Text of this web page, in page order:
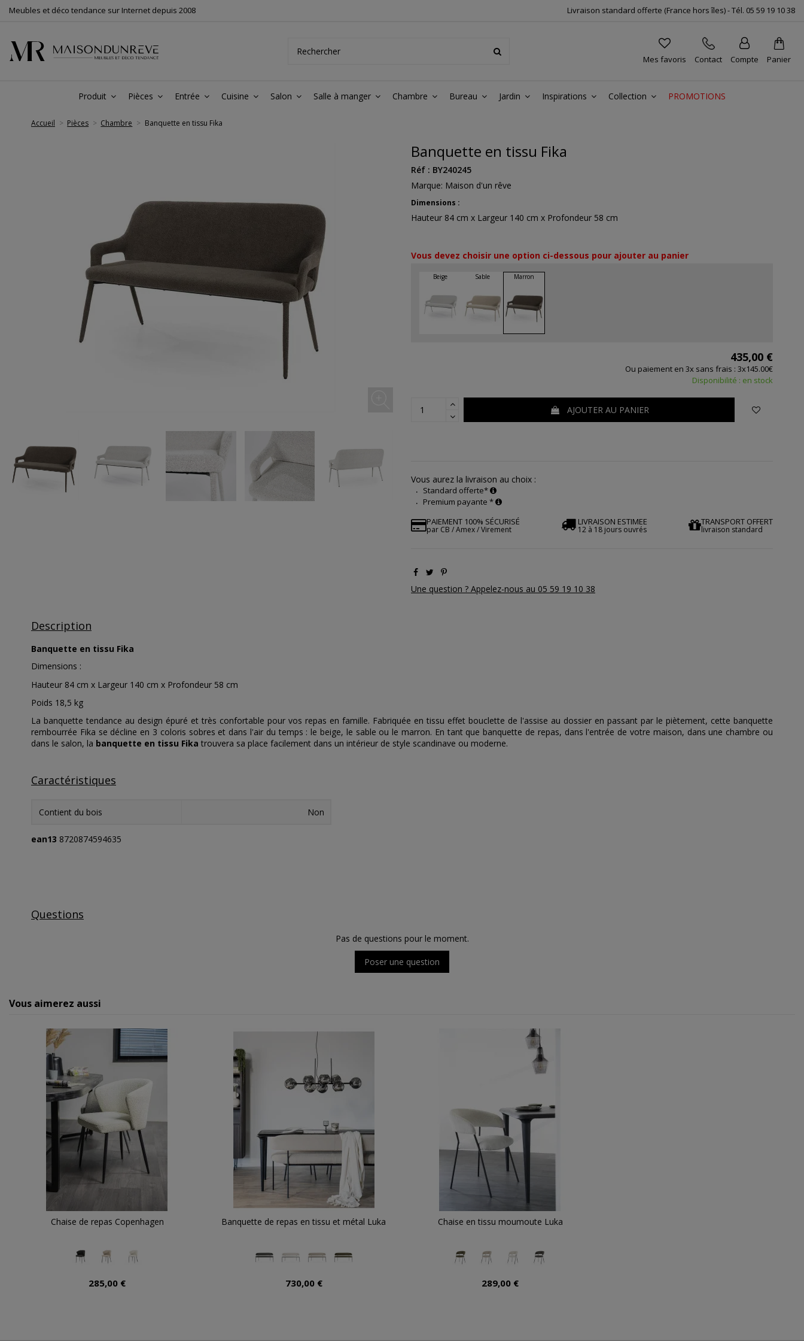
Meubles et déco tendance sur Internet depuis 2008 Livraison standard offerte (France hors îles) -Tél. 05 59 19 10 38
Mes favoris Contact Compte Panier
Produit Pièces Entrée Cuisine Salon Salle à manger Chambre Bureau Jardin Inspirations Collection PROMOTIONS
Accueil Pièces Chambre Banquette en tissu Fika
Banquette en tissu Fika
Réf : BY240245
Marque: Maison d'un rêve
Dimensions :
Hauteur 84 cm x Largeur 140 cm x Profondeur 58 cm
Vous devez choisir une option ci-dessous pour ajouter au panier
435,00 €
Ou paiement en 3x sans frais : 3x145.00€
Disponibilité : en stock
AJOUTER AU PANIER
Vous aurez la livraison au choix :
Standard offerte*
Premium payante *
PAIEMENT 100% SÉCURISÉ
par CB / Amex / Virement
LIVRAISON ESTIMEE
12 à 18 jours ouvrés
TRANSPORT OFFERT
livraison standard
Une question ? Appelez-nous au 05 59 19 10 38
Description
Banquette en tissu Fika
Dimensions :
Hauteur 84 cm x Largeur 140 cm x Profondeur 58 cm
Poids 18,5 kg
La banquette tendance au design épuré et très confortable pour vos repas en famille. Fabriquée en tissu effet bouclette de l'assise au dossier en passant par le piètement, cette banquette
rembourrée Fika se décline en 3 coloris sobres et dans l'air du temps : le beige, le sable ou le marron. En tant que banquette de repas, dans l'entrée de votre maison, dans une chambre ou
dans le salon, la banquette en tissu Fika trouvera sa place facilement dans un intérieur de style scandinave ou moderne.
Caractéristiques
Contient du bois Non
ean13 8720874594635
Questions
Pas de questions pour le moment.
Poser une question
Vous aimerez aussi
Chaise de repas Copenhagen
285,00 €
Banquette de repas en tissu et métal Luka
730,00 €
Chaise en tissu moumoute Luka
289,00 €